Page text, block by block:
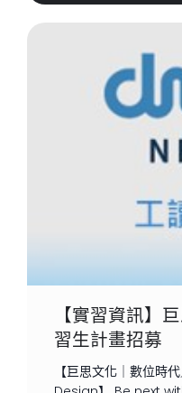
【實習資訊】
習生計畫招募
【巨思文化｜數位時